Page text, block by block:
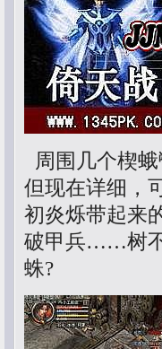
周围几个楔
但现在详细，
初炎烁带起来
破甲兵……树不
蛛?